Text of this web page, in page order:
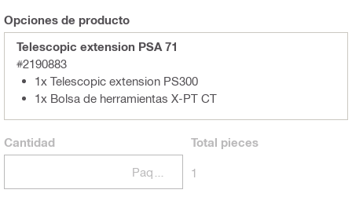
Opciones de producto
Telescopic extension PSA 71
#2190883
1x Telescopic extension PS300
1x Bolsa de herramientas X-PT CT
Cantidad Total pieces
1